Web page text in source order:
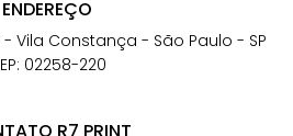
ENDEREÇO
- Vila Constança - São Paulo - SP
02258-220
R7 PRINT